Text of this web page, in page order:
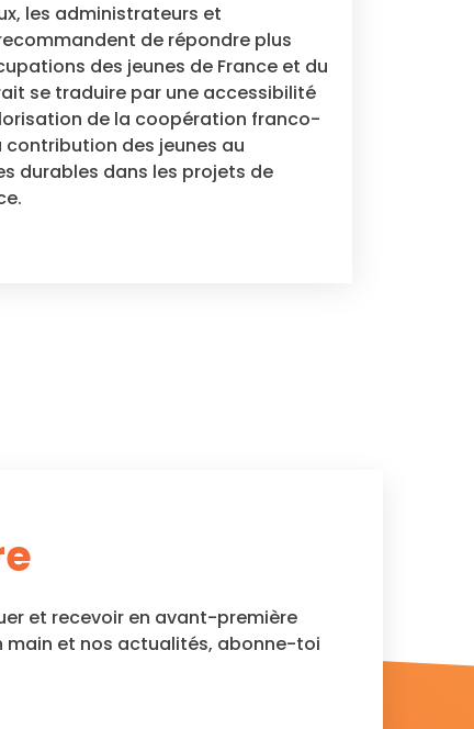
les administrateurs et
de répondre plus
des jeunes de France et du
se traduire par une accessibilité
de la coopération franco-
des jeunes au
durables dans les projets de
et recevoir en avant-première
main et nos actualités, abonne-toi